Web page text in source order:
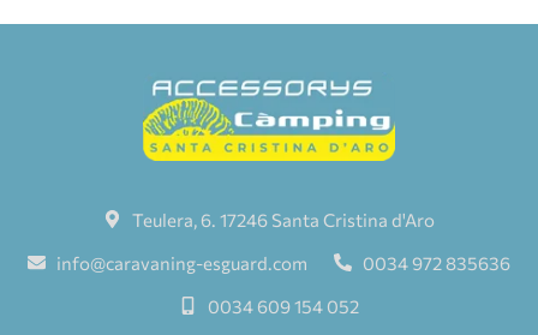
Teulera, 6. 17246 Santa Cristina d'Aro
info@caravaning-esguard.com
0034 972 835636
0034 609 154 052